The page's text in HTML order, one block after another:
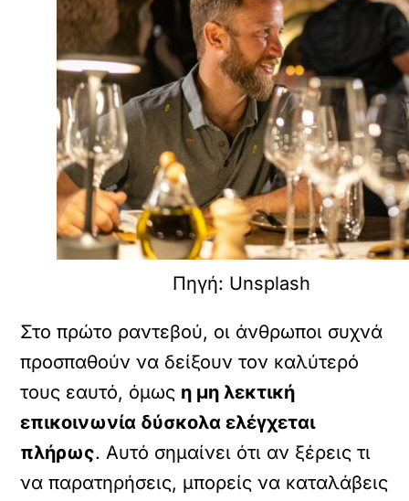
Πηγή: Unsplash
Στο πρώτο ραντεβού, οι άνθρωποι συχνά
προσπαθούν να δείξουν τον καλύτερό
τους εαυτό, όμως η μη λεκτική
επικοινωνία δύσκολα ελέγχεται
πλήρως. Αυτό σημαίνει ότι αν ξέρεις τι
να παρατηρήσεις, μπορείς να καταλάβεις